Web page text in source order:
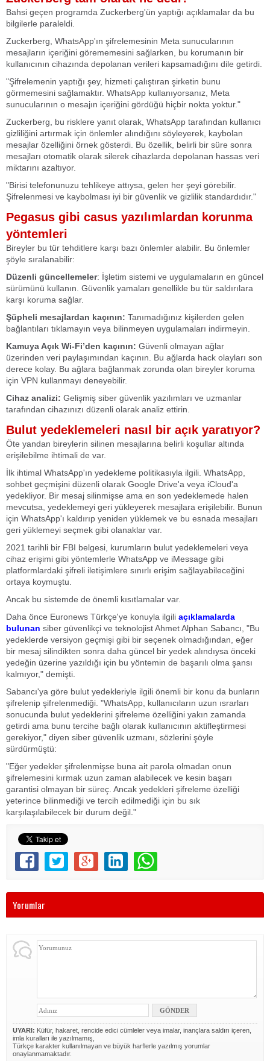
Bahsi geçen programda Zuckerberg'ün yaptığı açıklamalar da bu
bilgilerle paraleldi.
Zuckerberg, WhatsApp'ın şifrelemesinin Meta sunucularının
mesajların içeriğini görememesini sağlarken, bu korumanın bir
kullanıcının cihazında depolanan verileri kapsamadığını dile getirdi.
"Şifrelemenin yaptığı şey, hizmeti çalıştıran şirketin bunu
görmemesini sağlamaktır. WhatsApp kullanıyorsanız, Meta
sunucularının o mesajın içeriğini gördüğü hiçbir nokta yoktur."
Zuckerberg, bu risklere yanıt olarak, WhatsApp tarafından kullanıcı
gizliliğini artırmak için önlemler alındığını söyleyerek, kaybolan
mesajlar özelliğini örnek gösterdi. Bu özellik, belirli bir süre sonra
mesajları otomatik olarak silerek cihazlarda depolanan hassas veri
miktarını azaltıyor.
"Birisi telefonunuzu tehlikeye attıysa, gelen her şeyi görebilir.
Şifrelenmesi ve kaybolması iyi bir güvenlik ve gizlilik standardıdır."
Pegasus gibi casus yazılımlardan korunma
yöntemleri
Bireyler bu tür tehditlere karşı bazı önlemler alabilir. Bu önlemler
şöyle sıralanabilir:
Düzenli güncellemeler: İşletim sistemi ve uygulamaların en güncel
sürümünü kullanın. Güvenlik yamaları genellikle bu tür saldırılara
karşı koruma sağlar.
Şüpheli mesajlardan kaçının: Tanımadığınız kişilerden gelen
bağlantıları tıklamayın veya bilinmeyen uygulamaları indirmeyin.
Kamuya Açık Wi-Fi’den kaçının: Güvenli olmayan ağlar
üzerinden veri paylaşımından kaçının. Bu ağlarda hack olayları son
derece kolay. Bu ağlara bağlanmak zorunda olan bireyler koruma
için VPN kullanmayı deneyebilir.
Cihaz analizi: Gelişmiş siber güvenlik yazılımları ve uzmanlar
tarafından cihazınızı düzenli olarak analiz ettirin.
Bulut yedeklemeleri nasıl bir açık yaratıyor?
Öte yandan bireylerin silinen mesajlarına belirli koşullar altında
erişilebilme ihtimali de var.
İlk ihtimal WhatsApp'ın yedekleme politikasıyla ilgili. WhatsApp,
sohbet geçmişini düzenli olarak Google Drive'a veya iCloud'a
yedekliyor. Bir mesaj silinmişse ama en son yedeklemede halen
mevcutsa, yedeklemeyi geri yükleyerek mesajlara erişilebilir. Bunun
için WhatsApp'ı kaldırıp yeniden yüklemek ve bu esnada mesajları
geri yüklemeyi seçmek gibi olanaklar var.
2021 tarihli bir FBI belgesi, kurumların bulut yedeklemeleri veya
cihaz erişimi gibi yöntemlerle WhatsApp ve iMessage gibi
platformlardaki şifreli iletişimlere sınırlı erişim sağlayabileceğini
ortaya koymuştu.
Ancak bu sistemde de önemli kısıtlamalar var.
Daha önce Euronews Türkçe'ye konuyla ilgili açıklamalarda
bulunan siber güvenlikçi ve teknolojist Ahmet Alphan Sabancı, "Bu
yedeklerde versiyon geçmişi gibi bir seçenek olmadığından, eğer
bir mesaj silindikten sonra daha güncel bir yedek alındıysa önceki
yedeğin üzerine yazıldığı için bu yöntemin de başarılı olma şansı
kalmıyor," demişti.
Sabancı'ya göre bulut yedekleriyle ilgili önemli bir konu da bunların
şifrelenip şifrelenmediği. "WhatsApp, kullanıcıların uzun ısrarları
sonucunda bulut yedeklerini şifreleme özelliğini yakın zamanda
getirdi ama bunu tercihe bağlı olarak kullanıcının aktifleştirmesi
gerekiyor," diyen siber güvenlik uzmanı, sözlerini şöyle
sürdürmüştü:
"Eğer yedekler şifrelenmişse buna ait parola olmadan onun
şifrelemesini kırmak uzun zaman alabilecek ve kesin başarı
garantisi olmayan bir süreç. Ancak yedekleri şifreleme özelliği
yeterince bilinmediği ve tercih edilmediği için bu sık
karşılaşılabilecek bir durum değil."
Yorumlar
UYARI: Küfür, hakaret, rencide edici cümleler veya imalar, inançlara saldırı içeren,
imla kuralları ile yazılmamış,
Türkçe karakter kullanılmayan ve büyük harflerle yazılmış yorumlar
onaylanmamaktadır.